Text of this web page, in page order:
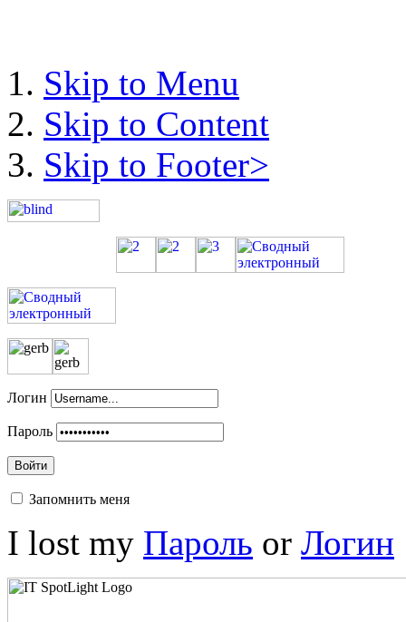
Skip to Menu
Skip to Content
Skip to Footer>
Логин
Пароль
Войти
Запомнить меня
I lost my Пароль or Логин